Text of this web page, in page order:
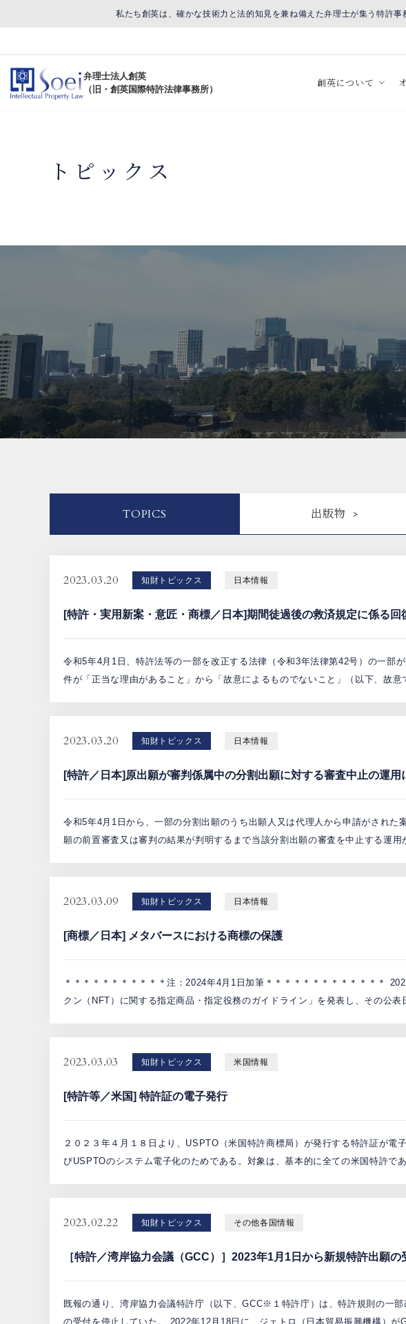
私たち創英は、確かな技術力と法的知見を兼ね備えた弁理士が集う特許
弁理士法人創英
（旧・創英国際特許法律事務所）
創英について
トピックス
TOPICS 出版物
2023.03.20 知財トピックス 日本情報
[特許・実用新案・意匠・商標／日本]期間徒過後の救済規定に係る回
令和5年4月1日、特許法等の一部を改正する法律（令和3年法律第42号）の一部
件が「正当な理由があること」から「故意によるものでないこと」（以下、故
2023.03.20 知財トピックス 日本情報
[特許／日本]原出願が審判係属中の分割出願に対する審査中止の運用
令和5年4月1日から、一部の分割出願のうち出願人又は代理人から申請がされた
願の前置審査又は審判の結果が判明するまで当該分割出願の審査を中止する運
2023.03.09 知財トピックス 日本情報
[商標／日本] メタバースにおける商標の保護
＊＊＊＊＊＊＊＊＊＊＊注：2024年4月1日加筆＊＊＊＊＊＊＊＊＊＊＊＊＊
クン（NFT）に関する指定商品・指定役務のガイドライン」を発表し、その公
2023.03.03 知財トピックス 米国情報
[特許等／米国] 特許証の電子発行
２０２３年４月１８日より、USPTO（米国特許商標局）が発行する特許証が電
びUSPTOのシステム電子化のためである。対象は、基本的に全ての米国特許で
2023.02.22 知財トピックス その他各国情報
［特許／湾岸協力会議（GCC）］2023年1月1日から新規特許出願
既報の通り、湾岸協力会議特許庁（以下、GCC※１特許庁）は、特許規則の一
の受付を停止していた。 2022年12月18日に、ジェトロ（日本貿易振興機構）